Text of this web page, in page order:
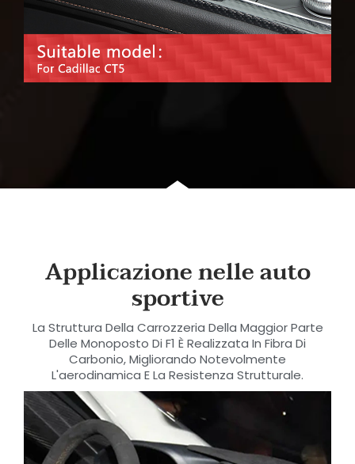
Applicazione nelle auto
sportive
La Struttura Della Carrozzeria Della Maggior Parte
Delle Monoposto Di F1 È Realizzata In Fibra Di
Carbonio, Migliorando Notevolmente
L'aerodinamica E La Resistenza Strutturale.